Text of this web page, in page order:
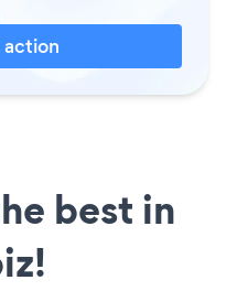
action
best in